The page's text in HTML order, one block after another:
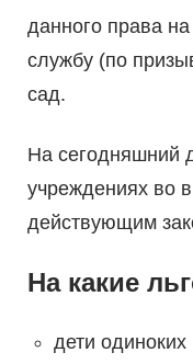
данного права
службу (по
сад.
На сегодняшний
учреждениях во
действующим
На какие
дети